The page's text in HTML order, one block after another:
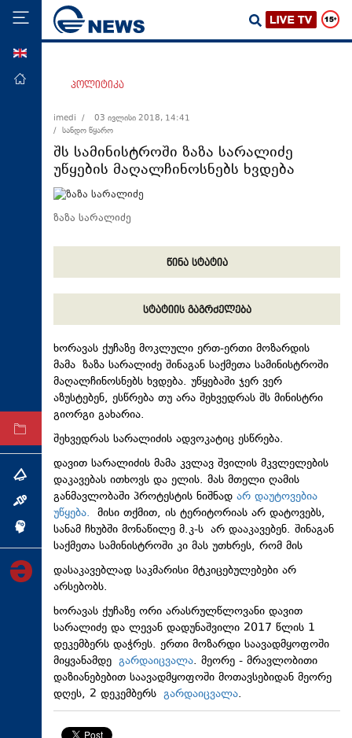
მთავარი
ეკონომიკა
მსოფლიო
ტექნოლოგიები
ტაბლოიდი
თემა
ინტერვიუ
ინქვიზიცია
პოლიტიკა
imedi /
03 ივლისი 2018, 14:41
/ სანდო წყარო
შს სამინისტროში ზაზა სარალიძე
უწყების მაღალჩინოსნებს ხვდება
ზაზა სარალიძე
წინა სტატია
სტატიის გაგრძელება
ხორავას ქუჩაზე მოკლული ერთ-ერთი მოზარდის
მამა ზაზა სარალიძე შინაგან საქმეთა სამინისტროში
მაღალჩინოსნებს ხვდება. უწყებაში ჯერ ვერ
აზუსტებენ, ესწრება თუ არა შეხვედრას შს მინისტრი
გიორგი გახარია.
შეხვედრას სარალიძის ადვოკატიც ესწრება.
დავით სარალიძის მამა კვლავ შვილის მკვლელების
დაკავებას ითხოვს და ელის. მას მთელი ღამის
განმავლობაში პროტესტის ნიშნად არ დაუტოვებია
უწყება. მისი თქმით, ის ტერიტორიას არ დატოვებს,
სანამ ჩხუბში მონაწილე მ.კ-ს არ დააკავებენ. შინაგან
საქმეთა სამინისტროში კი მას უთხრეს, რომ მის
დასაკავებლად საკმარისი მტკიცებულებები არ
არსებობს.
ხორავას ქუჩაზე ორი არასრულწლოვანი დავით
სარალიძე და ლევან დადუნაშვილი 2017 წლის 1
დეკემბერს დაჭრეს. ერთი მოზარდი საავადმყოფოში
მიყვანამდე გარდაიცვალა. მეორე - მრავლობითი
დაზიანებებით საავადმყოფოში მოთავსებიდან მეორე
დღეს, 2 დეკემბერს გარდაიცვალა.